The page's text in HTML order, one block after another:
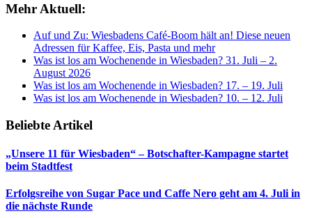
Mehr Aktuell:
Auf und Zu: Wiesbadens Café-Boom hält an! Diese neuen
Adressen für Kaffee, Eis, Pasta und mehr
Was ist los am Wochenende in Wiesbaden? 31. Juli – 2.
August 2026
Was ist los am Wochenende in Wiesbaden? 17. – 19. Juli
Was ist los am Wochenende in Wiesbaden? 10. – 12. Juli
Beliebte Artikel
„Unsere 11 für Wiesbaden“ – Botschafter-Kampagne startet
beim Stadtfest
Erfolgsreihe von Sugar Pace und Caffe Nero geht am 4. Juli in
die nächste Runde